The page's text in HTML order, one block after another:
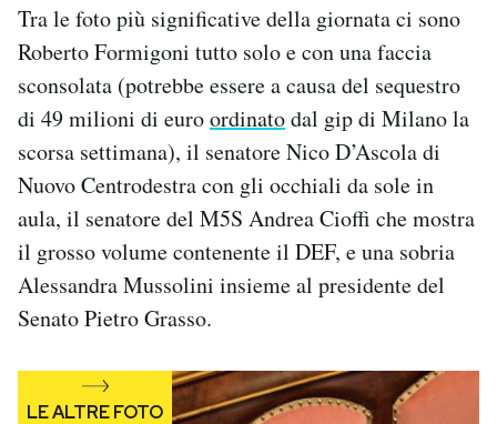
Hai bisogno di aiuto?
Esci
Tra le foto più significative della giornata ci sono
Roberto Formigoni tutto solo e con una faccia
sconsolata (potrebbe essere a causa del sequestro
di 49 milioni di euroordinatodal gip di Milano la
scorsa settimana), il senatore Nico D’Ascola di
Nuovo Centrodestra con gli occhiali da sole in
aula, il senatore del M5S Andrea Cioffi che mostra
il grosso volume contenente il DEF, e una sobria
Alessandra Mussolini insieme al presidente del
Senato Pietro Grasso.